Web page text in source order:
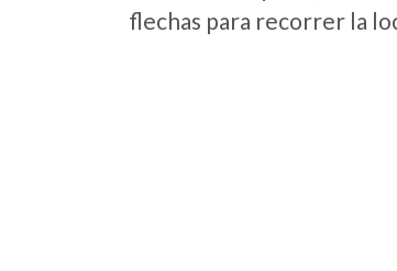
flechas para recorrer la